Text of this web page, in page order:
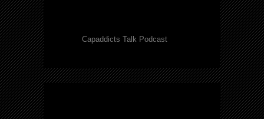
Capaddicts Talk Podcast